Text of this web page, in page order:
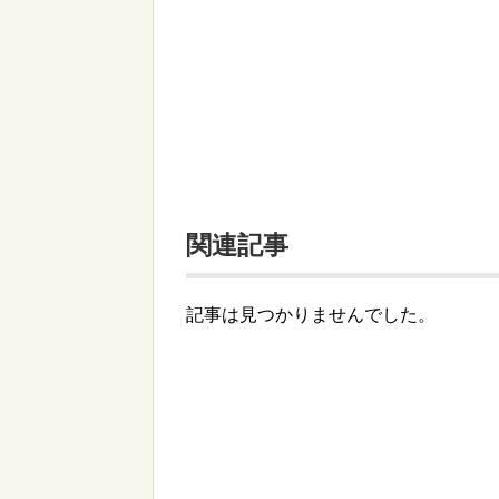
関連記事
記事は見つかりませんでした。